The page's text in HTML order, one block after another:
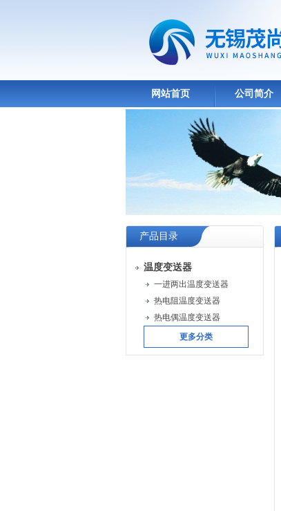
网站首页 公司简介
产品目录
温度变送器
一进两出温度变送器
热电阻温度变送器
热电偶温度变送器
更多分类